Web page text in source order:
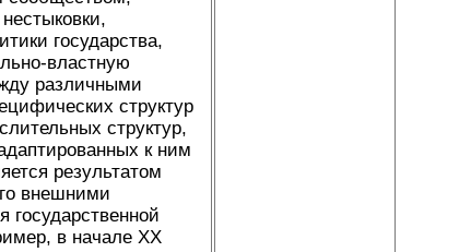
государства,
властную
различными
структур
структур,
к ним
результатом
внешними
государственной
в начале XX